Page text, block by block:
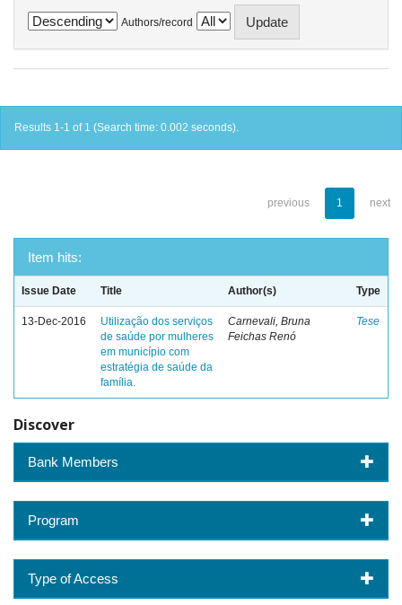
Authors/record
Results 1-1 of 1 (Search time: 0.002 seconds).
previous 1 next
Item hits:
Issue Date Title Author(s) Type
13-Dec-2016
Utilização dos serviços
de saúde por mulheres
em município com
estratégia de saúde da
família.
Carnevali, Bruna
Feichas Renó
Tese
Discover
Bank Members
Program
Type of Access